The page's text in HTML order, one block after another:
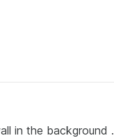
in the background .